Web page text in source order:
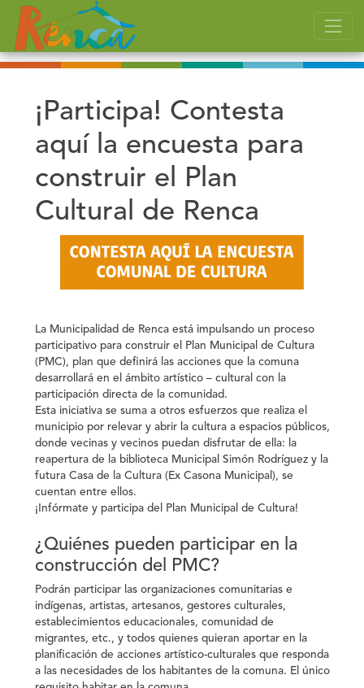
¡Participa! Contesta
aquí la encuesta para
construir el Plan
Cultural de Renca
La Municipalidad de Renca está impulsando un proceso
participativo para construir el Plan Municipal de Cultura
(PMC), plan que definirá las acciones que la comuna
desarrollará en el ámbito artístico – cultural con la
participación directa de la comunidad.
Esta iniciativa se suma a otros esfuerzos que realiza el
municipio por relevar y abrir la cultura a espacios públicos,
donde vecinas y vecinos puedan disfrutar de ella: la
reapertura de la biblioteca Municipal Simón Rodríguez y la
futura Casa de la Cultura (Ex Casona Municipal), se
cuentan entre ellos.
¡Infórmate y participa del Plan Municipal de Cultura!
¿Quiénes pueden participar en la
construcción del PMC?
Podrán participar las organizaciones comunitarias e
indígenas, artistas, artesanos, gestores culturales,
establecimientos educacionales, comunidad de
migrantes, etc., y todos quienes quieran aportar en la
planificación de acciones artístico-culturales que responda
a las necesidades de los habitantes de la comuna. El único